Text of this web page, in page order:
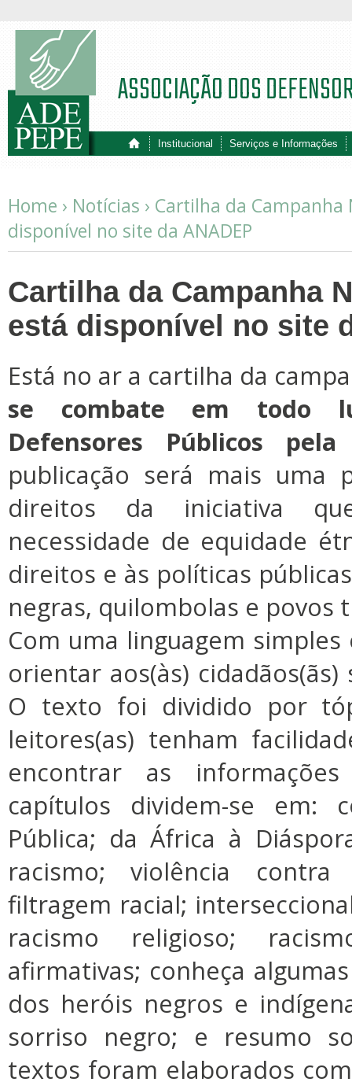
Institucional Serviços e Informações
ASSOCIAÇÃO DOS
Home › Notícias › Cartilha da Campanha
disponível no site da ANADEP
Cartilha da Campanha
está disponível no site
Está no ar a cartilha da
se combate em todo
Defensores Públicos
publicação será mais uma
direitos da iniciativa
necessidade de equidade
direitos e às políticas
negras, quilombolas e povos
Com uma linguagem
orientar aos(às)
O texto foi dividido por
leitores(as) tenham
encontrar as
capítulos dividem-se em:
Pública; da África à
racismo; violência
filtragem racial;
racismo religioso;
afirmativas; conheça
dos heróis negros e
sorriso negro; e resumo
textos foram elaborados